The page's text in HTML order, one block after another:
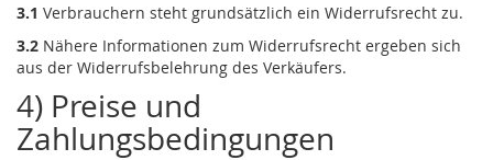
3.1 Verbrauchern steht grundsätzlich ein Widerrufsrecht zu.
3.2 Nähere Informationen zum Widerrufsrecht ergeben sich
aus der Widerrufsbelehrung des Verkäufers.
4) Preise und
Zahlungsbedingungen